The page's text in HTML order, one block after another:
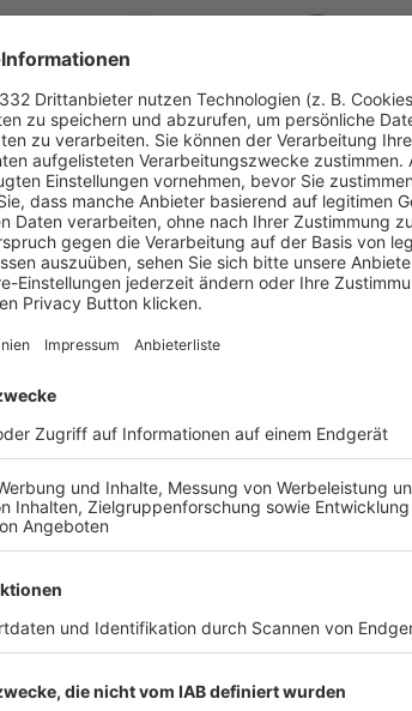
Forchheim :
(  :  )
FC
90 90 0
:
( : )
1. FC
0
82 82 1
-:- FSV
- -
- - -